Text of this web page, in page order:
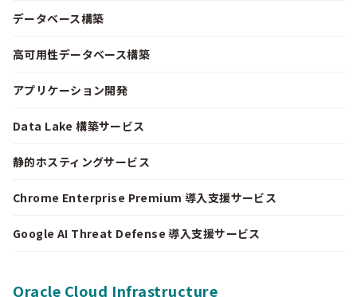
データベース構築
高可用性データベース構築
アプリケーション開発
Data Lake 構築サービス
静的ホスティングサービス
Chrome Enterprise Premium 導入支援サービス
Google AI Threat Defense 導入支援サービス
Oracle Cloud Infrastructure